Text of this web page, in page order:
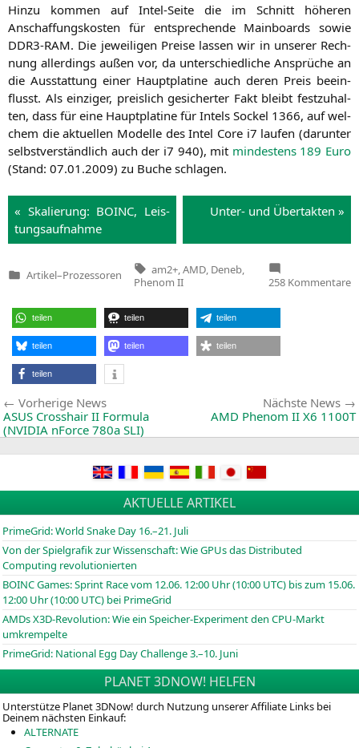
Hin­zu kom­men auf Intel-Sei­te die im Schnitt höhe­ren
Anschaf­fungs­kos­ten für ent­spre­chen­de Main­boards sowie
DDR3-RAM. Die jewei­li­gen Prei­se las­sen wir in unse­rer Rech­
nung aller­dings außen vor, da unter­schied­li­che Ansprü­che an
die Aus­stat­tung einer Haupt­pla­ti­ne auch deren Preis beein­
flusst. Als ein­zi­ger, preis­lich gesi­cher­ter Fakt bleibt fest­zu­hal­
ten, dass für eine Haupt­pla­ti­ne für Intels Sockel 1366, auf wel­
chem die aktu­el­len Model­le des Intel Core i7 lau­fen (dar­un­ter
selbst­ver­ständ­lich auch der i7 940), mit min­des­tens 189 Euro
(Stand: 07.01.2009) zu Buche schlagen.
« Ska­lie­rung: BOINC, Leis­
tungs­auf­nah­me
Unter- und Übertakten »
Veröffentlicht
Artikel–Prozessoren
Tags:
am2+ AMD Deneb
Phenom II
258 Kommentare
teilen teilen teilen
teilen teilen teilen
teilen
Beitragsnavigation
Vorherige NewsVorherige
News:
ASUS Crosshair II Formula
(NVIDIA nForce 780a SLI)
Nächste News
AMD Phenom II X6 1100T
AKTUELLE ARTIKEL
PrimeGrid: World Snake Day 16.–21. Juli
Von der Spielgrafik zur Wissenschaft: Wie GPUs das Distributed
Computing revolutionierten
BOINCGames: Sprint Race vom 12.06. 12:00 Uhr (10:00 UTC) bis zum 15.06.
12:00 Uhr (10:00 UTC) bei PrimeGrid
AMDs X3D-Revolution: Wie ein Speicher-Experiment den CPU-Markt
umkrempelte
PrimeGrid: National Egg Day Challenge 3.–10. Juni
PLANET 3DNOW! HELFEN
Unterstütze Planet 3DNow! durch Nutzung unserer Affiliate Links bei
Deinem nächsten Einkauf:
ALTERNATE